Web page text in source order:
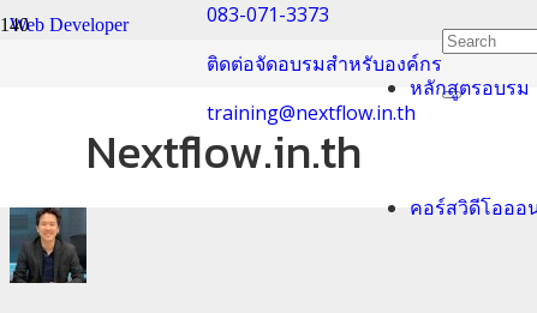
083-071-3373
ติดต่อจัดอบรมสำหรับองค์กร
training@nextflow.in.th
Nextflow.in.th
หลักสูตรอบรม
คอร์สวิดีโอออ
Web Developer
แจกการตั้งค่าของ